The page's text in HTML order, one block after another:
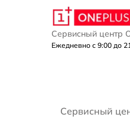
Сервисный центр
Ежедневно с 9:00 до
Сервисный